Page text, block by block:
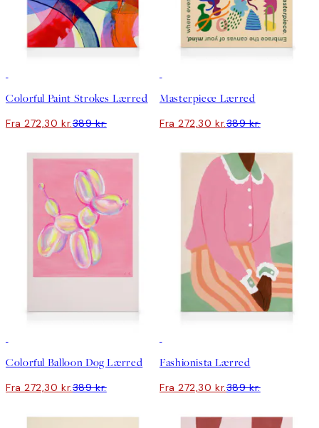
Colorful Paint Strokes Lærred
Fra 272,30 kr.389 kr.
Masterpiece Lærred
Fra 272,30 kr.389 kr.
Colorful Balloon Dog Lærred
Fra 272,30 kr.389 kr.
Fashionista Lærred
Fra 272,30 kr.389 kr.